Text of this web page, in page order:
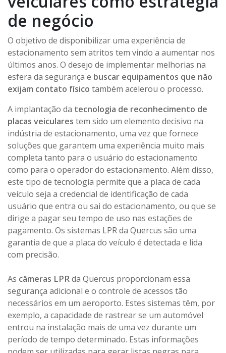
de negócio
O objetivo de disponibilizar uma experiência de
estacionamento sem atritos tem vindo a aumentar nos
últimos anos. O desejo de implementar melhorias na
esfera da segurança e buscar equipamentos que não
exijam contato físico também acelerou o processo.
A implantação da tecnologia de reconhecimento de
placas veiculares tem sido um elemento decisivo na
indústria de estacionamento, uma vez que fornece
soluções que garantem uma experiência muito mais
completa tanto para o usuário do estacionamento
como para o operador do estacionamento. Além disso,
este tipo de tecnologia permite que a placa de cada
veículo seja a credencial de identificação de cada
usuário que entra ou sai do estacionamento, ou que se
dirige a pagar seu tempo de uso nas estações de
pagamento. Os sistemas LPR da Quercus são uma
garantia de que a placa do veículo é detectada e lida
com precisão.
As câmeras LPRda Quercus proporcionam essa
segurança adicional e o controle de acessos tão
necessários em um aeroporto. Estes sistemas têm, por
exemplo, a capacidade de rastrear se um automóvel
entrou na instalação mais de uma vez durante um
período de tempo determinado. Estas informações